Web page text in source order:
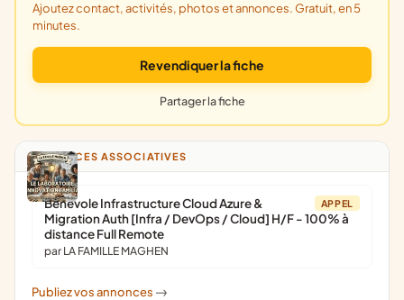
Ajoutez contact, activités, photos et annonces. Gratuit, en 5
minutes.
Revendiquer la fiche
Partager la fiche
ANNONCES ASSOCIATIVES
APPEL
Bénévole Infrastructure Cloud Azure &
Migration Auth [Infra / DevOps / Cloud] H/F - 100% à
distance Full Remote
par LA FAMILLE MAGHEN
Publiez vos annonces ->